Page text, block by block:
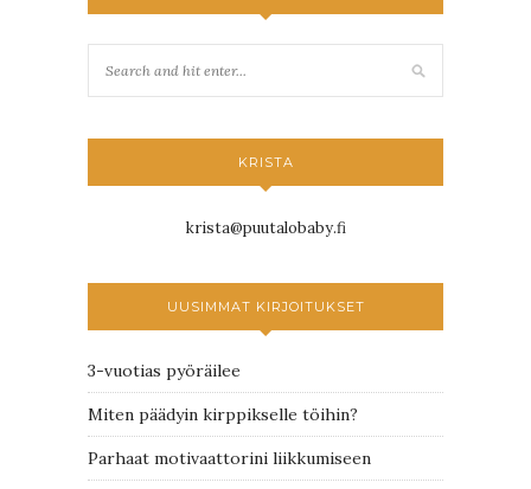
KRISTA
krista@puutalobaby.fi
UUSIMMAT KIRJOITUKSET
3-vuotias pyöräilee
Miten päädyin kirppikselle töihin?
Parhaat motivaattorini liikkumiseen